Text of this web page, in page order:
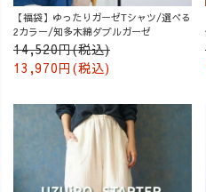
【福袋】ゆったりガーゼTシャツ/選べる
2カラー/知多木綿ダブルガーゼ
14,520円(税込)
13,970円(税込)